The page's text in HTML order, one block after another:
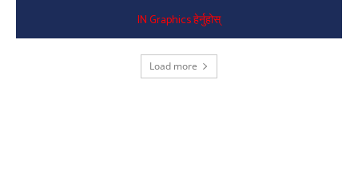
IN Graphics हेर्नुहोस्
Load more